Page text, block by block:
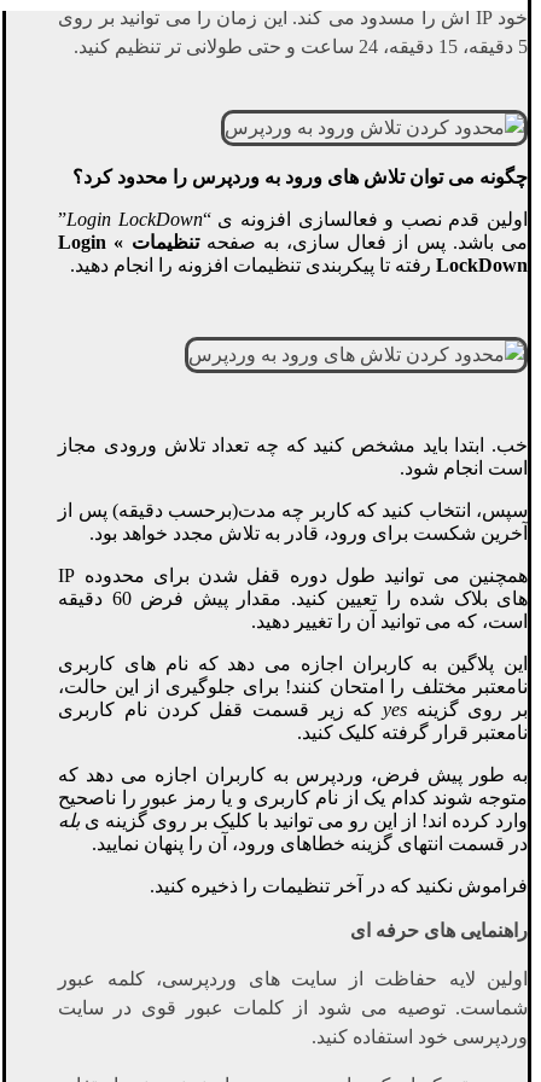
خودIP اش را مسدود می کند. این زمان را می توانید بر روی
5 دقیقه، 15 دقیقه، 24 ساعت و حتی طولانی تر تنظیم کنید.
چگونه می توان تلاش های ورود به وردپرس را محدود کرد؟
اولین قدم نصب و فعالسازی افزونه ی “Login LockDown
”
می باشد. پس از فعال سازی، به صفحهتنظیمات » Login
LockDown رفته تا پیکربندی تنظیمات افزونه را انجام دهید.
خب. ابتدا باید مشخص کنید که چه تعداد تلاش ورودی مجاز
است انجام شود.
سپس، انتخاب کنید که کاربر چه مدت(برحسب دقیقه) پس از
آخرین شکست برای ورود، قادر به تلاش مجدد خواهد بود.
همچنین می توانید طول دوره قفل شدن برای محدوده IP
های بلاک شده را تعیین کنید. مقدار پیش فرض 60 دقیقه
است، که می توانید آن را تغییر دهید.
این پلاگین به کاربران اجازه می دهد که نام های کاربری
نامعتبر مختلف را امتحان کنند! برای جلوگیری از این حالت،
بر روی گزینهyes که زیر قسمت قفل کردن نام کاربری
نامعتبر قرار گرفته کلیک کنید.
به طور پیش فرض، وردپرس به کاربران اجازه می دهد که
متوجه شوند کدام یک از نام کاربری و یا رمز عبور را ناصحیح
وارد کرده اند! از این رو می توانید با کلیک بر روی گزینه یبله
در قسمت انتهای گزینه خطاهای ورود، آن را پنهان نمایید.
فراموش نکنید که در آخر تنظیمات را ذخیره کنید.
راهنمایی های حرفه ای
اولین لایه حفاظت از سایت های وردپرسی، کلمه عبور
شماست. توصیه می شود از کلمات عبور قوی در سایت
وردپرسی خود استفاده کنید.